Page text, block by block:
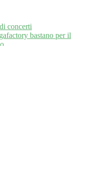
concerti
bastano per il